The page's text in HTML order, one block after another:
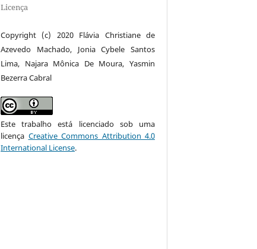
Licença
Copyright (c) 2020 Flávia Christiane de
Azevedo Machado, Jonia Cybele Santos
Lima, Najara Mônica De Moura, Yasmin
Bezerra Cabral
Este trabalho está licenciado sob uma
licença Creative Commons Attribution 4.0
International License.